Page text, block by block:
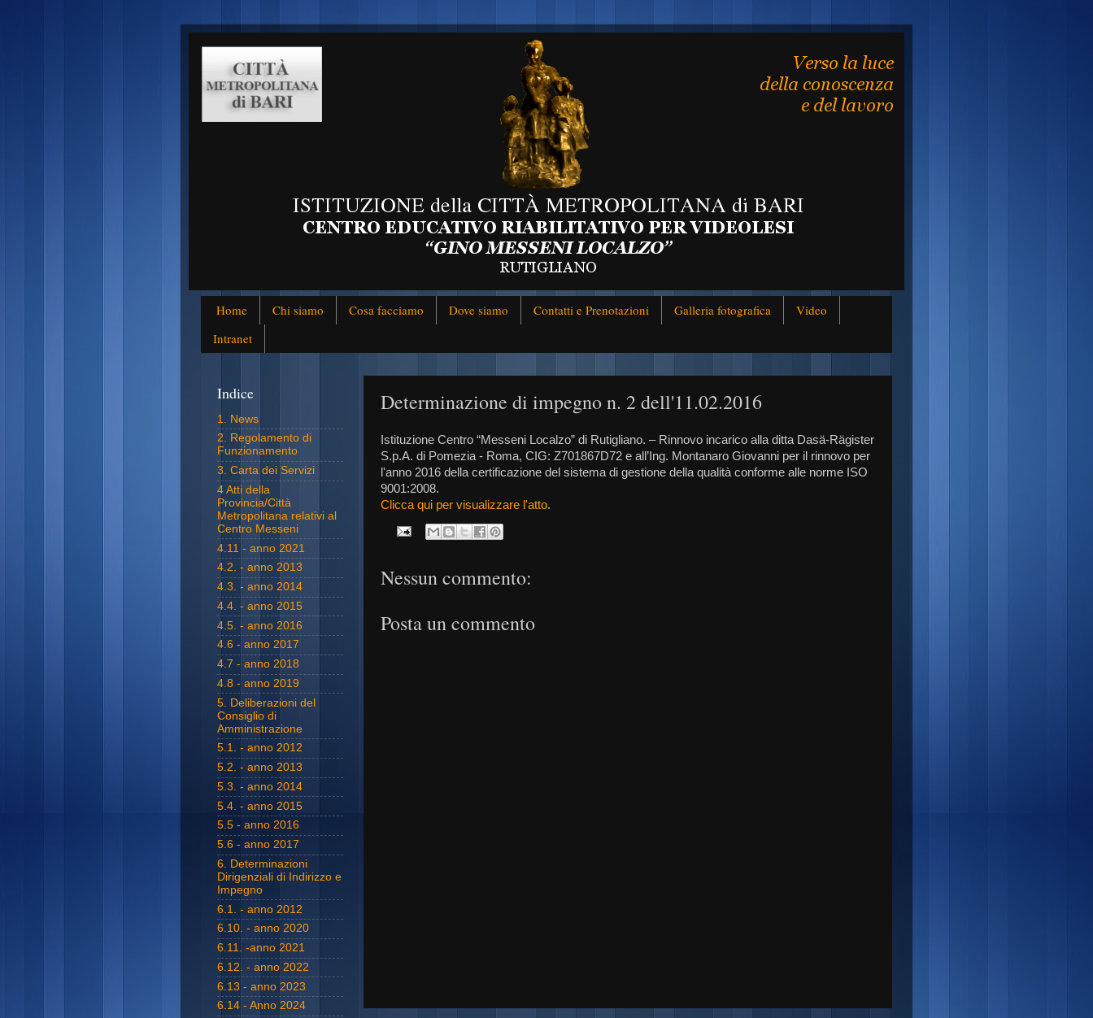
Home Chi siamo Cosa facciamo Dove siamo Contatti e Prenotazioni Galleria fotografica
Video
Intranet
Determinazione di impegno n. 2 dell'11.02.2016
Istituzione Centro “Messeni Localzo” di Rutigliano. – Rinnovo incarico alla ditta Dasä-Rägister
S.p.A. di Pomezia - Roma, CIG: Z701867D72 e all’Ing. Montanaro Giovanni per il rinnovo per
l'anno 2016 della certificazione del sistema di gestione della qualità conforme alle norme ISO
9001:2008.
Clicca qui per visualizzare l'atto.
Nessun commento:
Posta un commento
Indice
1. News
2. Regolamento di
Funzionamento
3. Carta dei Servizi
4 Atti della
Provincia/Città
Metropolitana relativi al
Centro Messeni
4.11 - anno 2021
4.2. - anno 2013
4.3. - anno 2014
4.4. - anno 2015
4.5. - anno 2016
4.6 - anno 2017
4.7 - anno 2018
4.8 - anno 2019
5. Deliberazioni del
Consiglio di
Amministrazione
5.1. - anno 2012
5.2. - anno 2013
5.3. - anno 2014
5.4. - anno 2015
5.5 - anno 2016
5.6 - anno 2017
6. Determinazioni
Dirigenziali di Indirizzo e
Impegno
6.1. - anno 2012
6.10. - anno 2020
6.11. -anno 2021
6.12. - anno 2022
6.13 - anno 2023
6.14 - Anno 2024